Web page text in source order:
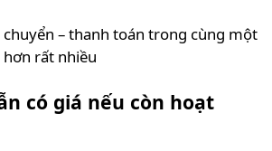
chuyển – thanh toán trong cùng một
rất nhiều
có giá nếu còn hoạt